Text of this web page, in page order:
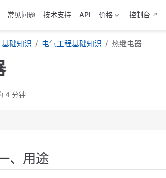
常见问题 技术支持 API 价格 控制台
基础知识 电气工程基础知识 热继电器
4 分钟
电器
、用途